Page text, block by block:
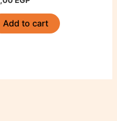
Add to cart